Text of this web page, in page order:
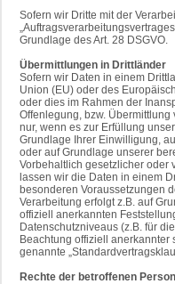
Sofern wir Dritte mit der
Grundlage des Art. 28 DSGVO.
Übermittlungen in Drittländer
Sofern wir Daten in einem
Union (EU) oder des
oder dies im Rahmen der
Offenlegung, bzw.
nur, wenn es zur Erfüllung
Grundlage Ihrer Einwilligung,
oder auf Grundlage unserer
Vorbehaltlich gesetzlicher oder
lassen wir die Daten in einem
besonderen Voraussetzungen
Verarbeitung erfolgt z.B. auf
offiziell anerkannten
Datenschutzniveaus (z.B. für
Beachtung offiziell
genannte
Rechte der betroffenen